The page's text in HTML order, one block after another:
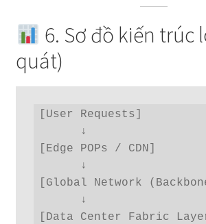
6. Sơ đồ kiến trúc
quát)
[User Requests]
[Edge POPs / CDN]
[Global Network
[Data Center Fabric